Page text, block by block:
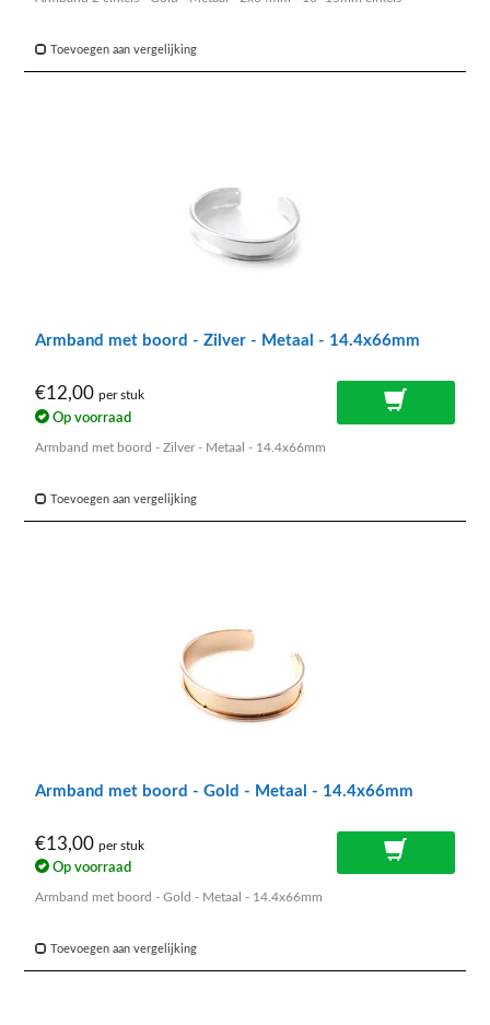
Toevoegen aan vergelijking
Armband met boord - Zilver - Metaal - 14.4x66mm
€12,00 per stuk
Op voorraad
Armband met boord - Zilver - Metaal - 14.4x66mm
Toevoegen aan vergelijking
Armband met boord - Gold - Metaal - 14.4x66mm
€13,00 per stuk
Op voorraad
Armband met boord - Gold - Metaal - 14.4x66mm
Toevoegen aan vergelijking